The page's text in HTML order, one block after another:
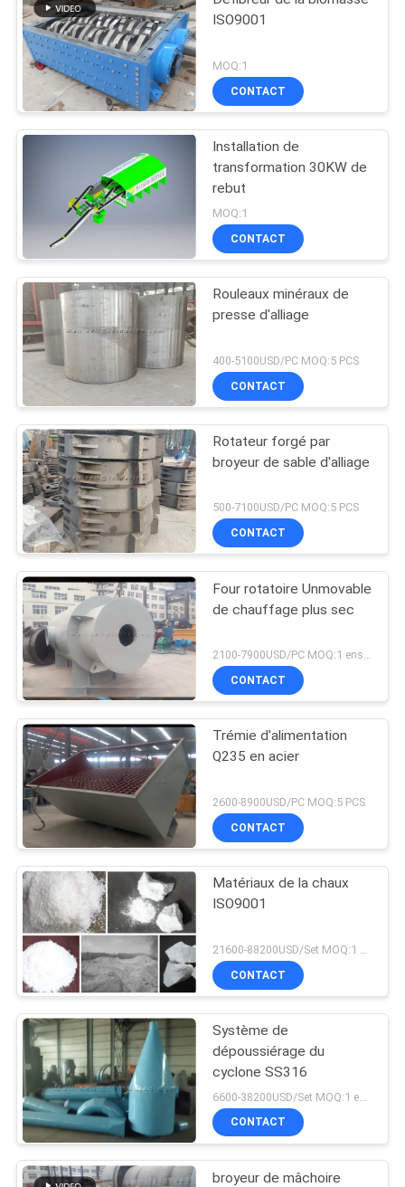
ISO9001
MOQ:1
CONTACT
Installation de
transformation 30KW de
rebut
MOQ:1
CONTACT
Rouleaux minéraux de
presse d'alliage
400-5100USD/PC MOQ:5 PCS
CONTACT
Rotateur forgé par
broyeur de sable d'alliage
500-7100USD/PC MOQ:5 PCS
CONTACT
Four rotatoire Unmovable
de chauffage plus sec
2100-7900USD/PC MOQ:1 ensemble
CONTACT
Trémie d'alimentation
Q235 en acier
2600-8900USD/PC MOQ:5 PCS
CONTACT
Matériaux de la chaux
ISO9001
CONTACT
Système de
dépoussiérage du
cyclone SS316
CONTACT
broyeur de mâchoire